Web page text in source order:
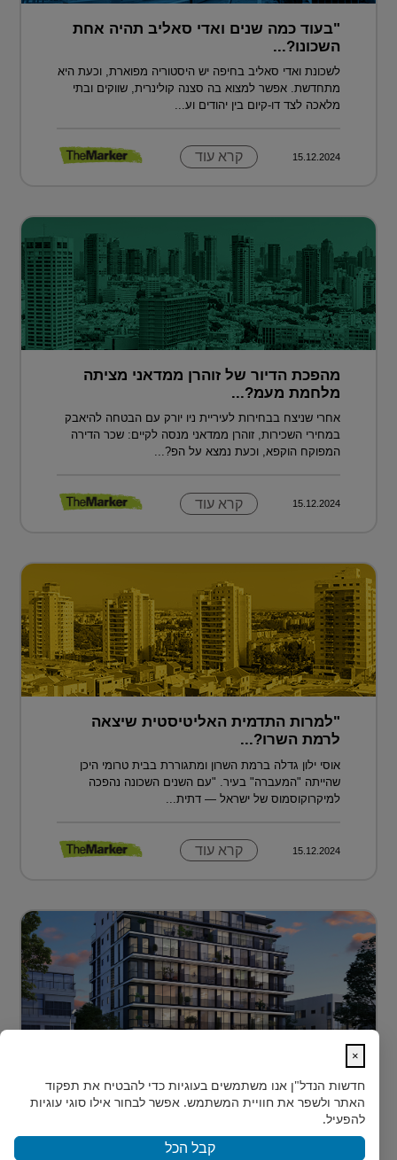
"בעוד כמה שנים ואדי סאליב תהיה אחת
השכונו?...
לשכונת ואדי סאליב בחיפה יש היסטוריה מפוארת, וכעת היא
מתחדשת. אפשר למצוא בה סצנה קולינרית, שווקים ובתי
מלאכה לצד דו-קיום בין יהודים וע...
15.12.2024 קרא עוד
מהפכת הדיור של זוהרן ממדאני מציתה
מלחמת מעמ?...
אחרי שניצח בבחירות לעיריית ניו יורק עם הבטחה להיאבק
במחירי השכירות, זוהרן ממדאני מנסה לקיים: שכר הדירה
המפוקח הוקפא, וכעת נמצא על הפ?...
15.12.2024 קרא עוד
"למרות התדמית האליטיסטית שיצאה
לרמת השרו?...
אוסי ילון גדלה ברמת השרון ומתגוררת בבית טרומי היכן
שהייתה "המעברה" בעיר. "עם השנים השכונה נהפכה
למיקרוקוסמוס של ישראל — דתית...
15.12.2024 קרא עוד
בלב הצפון-הישן של תל אביב, במרחק דקות הליכה ספורות
מהלוקיישנים האייקוניים ביותר בעיר, מציעה Rozio
SELECTED - מותג הי?...
×
חדשות הנדל"ן אנו משתמשים בעוגיות כדי להבטיח את תפקוד
האתר ולשפר את חוויית המשתמש. אפשר לבחור אילו סוגי עוגיות
להפעיל.
קבל הכל